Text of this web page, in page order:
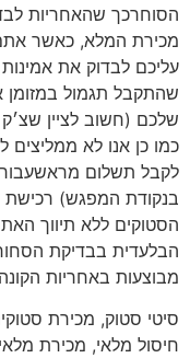
הסוחרכך שהאחריות
מכירת המלא, כאשר
עליכם לבדוק את
שהתקבל תגמול
שלכם (חשוב לציין שצ׳ק
כמו כן אנו לא
לקבל תשלום
בנקודת המפגש) רכישת
הסטוקים ללא תיווך
הבלעדית בבדיקת
מבוצעות באחריות
סיטי סטוק, מכירת
חיסול מלאי, מכירת